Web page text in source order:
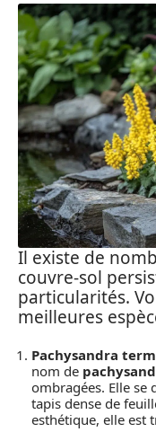
Il existe de
couvre-sol
particularités.
meilleures
Pachysandra
nom de
ombragées. Elle se
tapis dense de
esthétique, elle est